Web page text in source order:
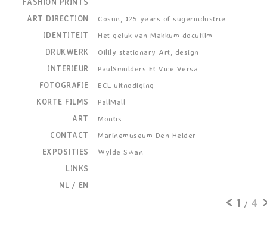
ART DIRECTION
IDENTITEIT
DRUKWERK
INTERIEUR
FOTOGRAFIE
KORTE FILMS
ART
CONTACT
EXPOSITIES
LINKS
NL / EN
Cosun, 125 years of sugerindustrie
Het geluk van Makkum docufilm
Oilily stationary Art, design
PaulSmulders Et Vice Versa
ECL uitnodiging
PallMall
Montis
Marinemuseum Den Helder
Wylde Swan
< 1 / 4